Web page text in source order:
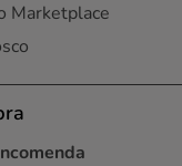
Marketplace